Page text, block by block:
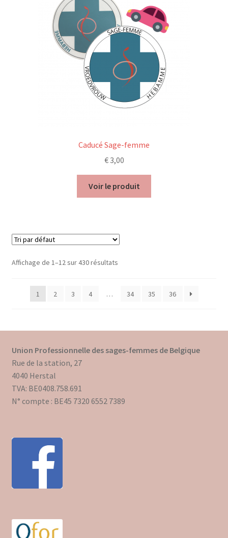
Caducé Sage-femme
€3,00
Voir le produit
Affichage de 1–12 sur 430 résultats
1 2 3 4 … 34 35 36
Union Professionnelle des sages-femmes de Belgique
Rue de la station, 27
4040 Herstal
TVA: BE0408.758.691
N° compte : BE45 7320 6552 7389